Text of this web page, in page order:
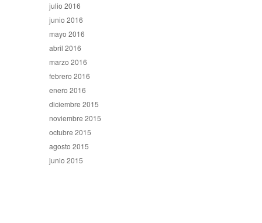
julio 2016
junio 2016
mayo 2016
abril 2016
marzo 2016
febrero 2016
enero 2016
diciembre 2015
noviembre 2015
octubre 2015
agosto 2015
junio 2015